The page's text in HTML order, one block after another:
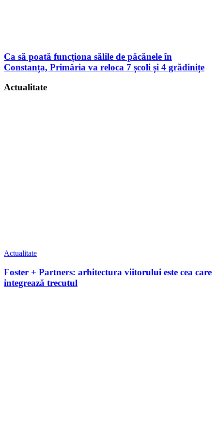
Ca să poată funcționa sălile de păcănele în
Constanța, Primăria va reloca 7 școli și 4 grădinițe
Actualitate
Actualitate
Foster + Partners: arhitectura viitorului este cea care
integrează trecutul